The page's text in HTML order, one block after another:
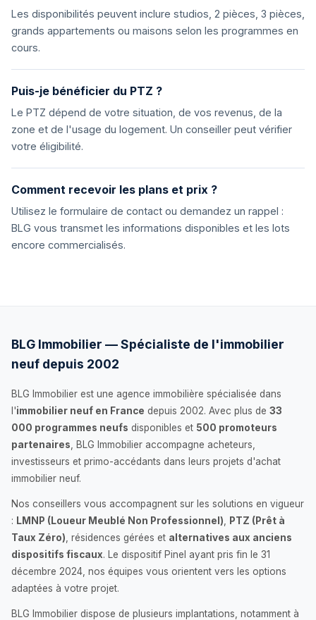
Les disponibilités peuvent inclure studios, 2 pièces, 3 pièces,
grands appartements ou maisons selon les programmes en
cours.
Puis-je bénéficier du PTZ ?
Le PTZ dépend de votre situation, de vos revenus, de la
zone et de l'usage du logement. Un conseiller peut vérifier
votre éligibilité.
Comment recevoir les plans et prix ?
Utilisez le formulaire de contact ou demandez un rappel :
BLG vous transmet les informations disponibles et les lots
encore commercialisés.
BLG Immobilier — Spécialiste de l'immobilier
neuf depuis 2002
BLG Immobilier est une agence immobilière spécialisée dans
l'immobilier neuf en France depuis 2002. Avec plus de 33
000 programmes neufs disponibles et 500 promoteurs
partenaires , BLG Immobilier accompagne acheteurs,
investisseurs et primo-accédants dans leurs projets d'achat
immobilier neuf.
Nos conseillers vous accompagnent sur les solutions en vigueur
: LMNP (Loueur Meublé Non Professionnel)
PTZ (Prêt à
Taux Zéro) , résidences gérées et alternatives aux anciens
dispositifs fiscaux. Le dispositif Pinel ayant pris fin le 31
décembre 2024, nos équipes vous orientent vers les options
adaptées à votre projet.
BLG Immobilier dispose de plusieurs implantations, notamment à